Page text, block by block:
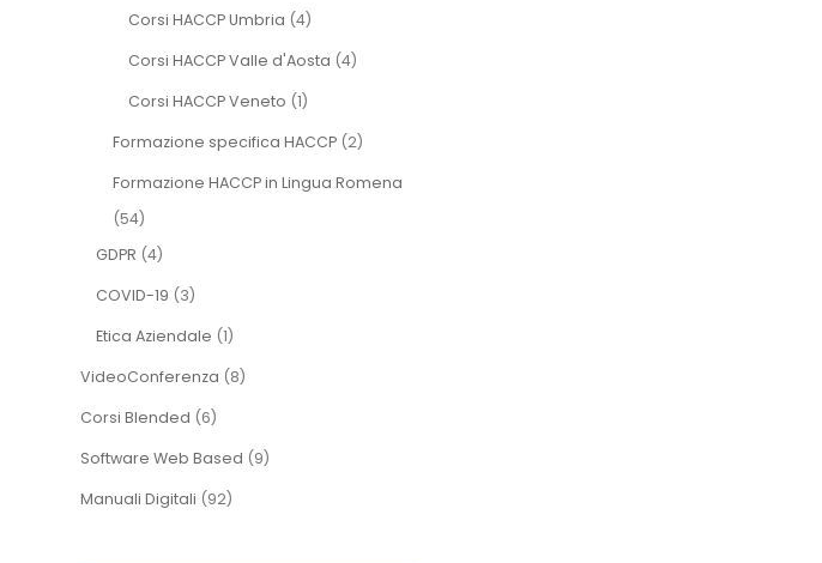
Corsi HACCP Umbria (4)
Corsi HACCP Valle d'Aosta (4)
Corsi HACCP Veneto (1)
Formazione specifica HACCP (2)
Formazione HACCP in Lingua Romena
(54)
GDPR (4)
COVID-19 (3)
Etica Aziendale (1)
VideoConferenza (8)
Corsi Blended (6)
Software Web Based (9)
Manuali Digitali (92)